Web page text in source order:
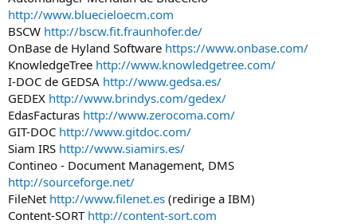
http://www.bluecieloecm.com
BSCW http://bscw.fit.fraunhofer.de/
OnBase de Hyland Software https://www.onbase.com/
KnowledgeTree http://www.knowledgetree.com/
I-DOC de GEDSA http://www.gedsa.es/
GEDEX http://www.brindys.com/gedex/
EdasFacturas http://www.zerocoma.com/
GIT-DOC http://www.gitdoc.com/
Siam IRS http://www.siamirs.es/
Contineo - Document Management, DMS
http://sourceforge.net/
FileNet http://www.filenet.es (redirige a IBM)
Content-SORT http://content-sort.com